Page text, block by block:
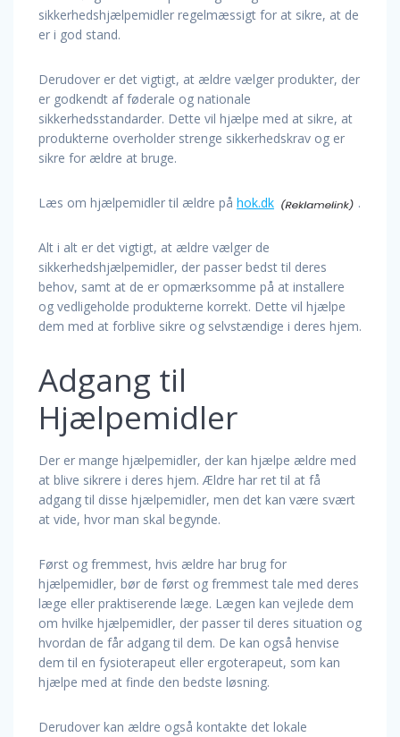
sikkerhedshjælpemidler regelmæssigt for at sikre, at de
er i god stand.
Derudover er det vigtigt, at ældre vælger produkter, der
er godkendt af føderale og nationale
sikkerhedsstandarder. Dette vil hjælpe med at sikre, at
produkterne overholder strenge sikkerhedskrav og er
sikre for ældre at bruge.
Læs om hjælpemidler til ældre på hok.dk .
Alt i alt er det vigtigt, at ældre vælger de
sikkerhedshjælpemidler, der passer bedst til deres
behov, samt at de er opmærksomme på at installere
og vedligeholde produkterne korrekt. Dette vil hjælpe
dem med at forblive sikre og selvstændige i deres hjem.
Adgang til
Hjælpemidler
Der er mange hjælpemidler, der kan hjælpe ældre med
at blive sikrere i deres hjem. Ældre har ret til at få
adgang til disse hjælpemidler, men det kan være svært
at vide, hvor man skal begynde.
Først og fremmest, hvis ældre har brug for
hjælpemidler, bør de først og fremmest tale med deres
læge eller praktiserende læge. Lægen kan vejlede dem
om hvilke hjælpemidler, der passer til deres situation og
hvordan de får adgang til dem. De kan også henvise
dem til en fysioterapeut eller ergoterapeut, som kan
hjælpe med at finde den bedste løsning.
Derudover kan ældre også kontakte det lokale